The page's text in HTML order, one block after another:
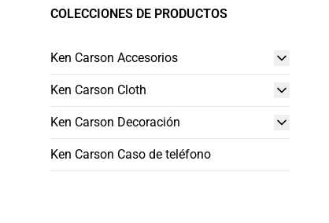
COLECCIONES DE PRODUCTOS
Ken Carson Accesorios
Ken Carson Cloth
Ken Carson Decoración
Ken Carson Caso de teléfono